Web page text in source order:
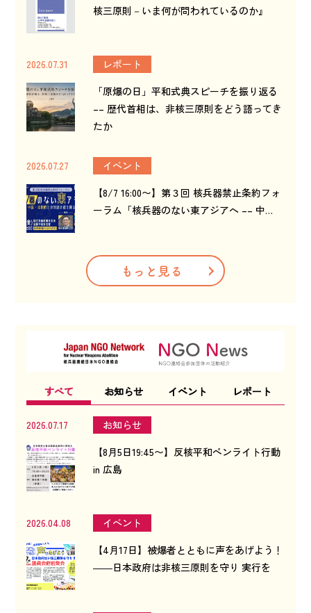
核三原則－いま何が問われているのか』
2026.07.31
レポート
「原爆の日」平和式典スピーチを振り返る
–– 歴代首相は、非核三原則をどう語ってき
たか
2026.07.27
イベント
【8/7 16:00〜】第３回 核兵器禁止条約フォ
ーラム「核兵器のない東アジアへ –– 中…
もっと見る
すべて お知らせ イベント レポート
2026.07.17
お知らせ
【8月5日19:45〜】反核平和ペンライト行動
in 広島
2026.04.08
イベント
【4月17日】被爆者とともに声をあげよう！
――日本政府は非核三原則を守り 実行を